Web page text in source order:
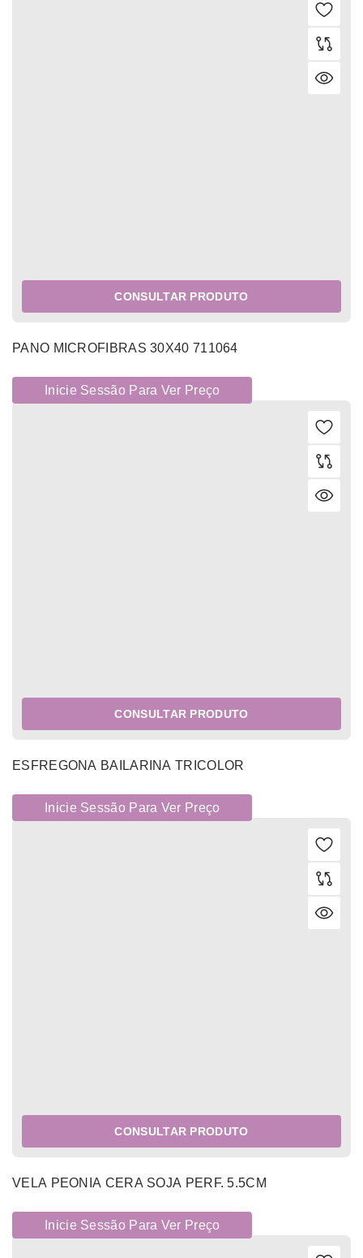
CONSULTAR PRODUTO
PANO MICROFIBRAS 30X40 711064
Inicie Sessão Para Ver Preço
CONSULTAR PRODUTO
ESFREGONA BAILARINA TRICOLOR
Inicie Sessão Para Ver Preço
CONSULTAR PRODUTO
VELA PEONIA CERA SOJA PERF. 5.5CM
Inicie Sessão Para Ver Preço